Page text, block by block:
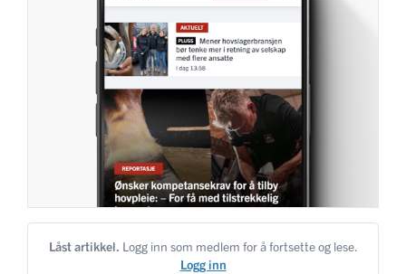
Låst artikkel. Logg inn som medlem for å fortsette og lese.
Logg inn